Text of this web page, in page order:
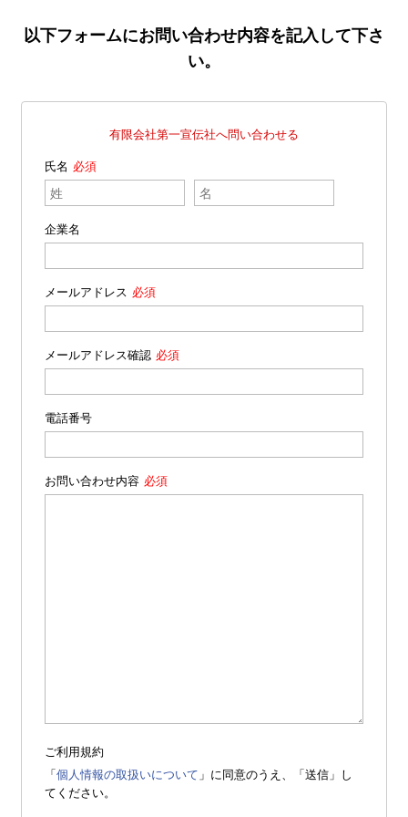
以下フォームにお問い合わせ内容を記入して下さ
い。
有限会社第一宣伝社へ問い合わせる
氏名
企業名
メールアドレス
メールアドレス確認
電話番号
お問い合わせ内容
ご利用規約
「個人情報の取扱いについて 」に同意のうえ、「送信」し
てください。